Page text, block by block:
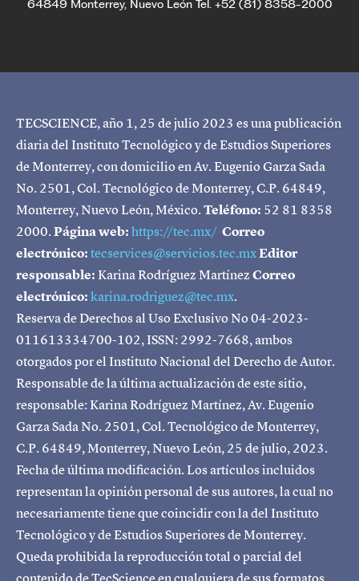
64849 Monterrey, Nuevo León Tel. +52 (81) 8358-2000
TECSCIENCE, año 1, 25 de julio 2023 es una publicación
diaria del Instituto Tecnológico y de Estudios Superiores
de Monterrey, con domicilio en Av. Eugenio Garza Sada
No. 2501, Col. Tecnológico de Monterrey, C.P. 64849,
Monterrey, Nuevo León, México.Teléfono: 52 81 8358
2000.Página web:https://tec.mx/ Correo
electrónico:tecservices@servicios.tec.mxEditor
responsable:Karina Rodríguez MartínezCorreo
electrónico:karina.rodriguez@tec.mx.
Reserva de Derechos al Uso Exclusivo No 04-2023-
011613334700-102, ISSN: 2992-7668, ambos
otorgados por el Instituto Nacional del Derecho de Autor.
Responsable de la última actualización de este sitio,
responsable: Karina Rodríguez Martínez, Av. Eugenio
Garza Sada No. 2501, Col. Tecnológico de Monterrey,
C.P. 64849, Monterrey, Nuevo León, 25 de julio, 2023.
Fecha de última modificación. Los artículos incluidos
representan la opinión personal de sus autores, la cual no
necesariamente tiene que coincidir con la del Instituto
Tecnológico y de Estudios Superiores de Monterrey.
Queda prohibida la reproducción total o parcial del